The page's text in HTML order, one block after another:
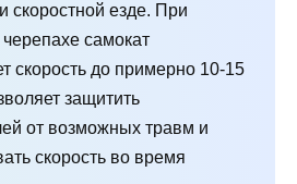
скоростной езде. При
самокат
скорость до примерно 10-15
защитить
от возможных травм и
скорость во время